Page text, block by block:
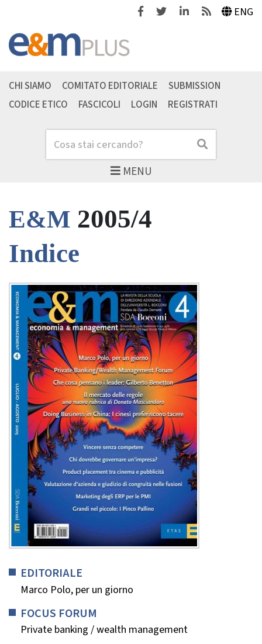
FacebookTwitterLinkedinFeeds ENG
MENU
Cerca Cerca
CHI SIAMO COMITATO EDITORIALE
SUBMISSION
CODICE ETICO
FASCICOLI LOGIN REGISTRATI
E&M 2005/4
Indice
EDITORIALE
Marco Polo, per un giorno
FOCUS FORUM
Private banking / wealth management